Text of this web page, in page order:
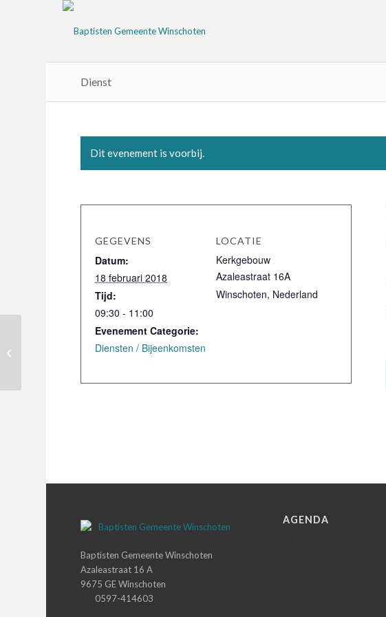
Dienst
Dit evenement is voorbij.
GEGEVENS
Datum:
18 februari 2018
Tijd:
09:30 - 11:00
Evenement Categorie:
Diensten / Bijeenkomsten
LOCATIE
Kerkgebouw
Azaleastraat 16A
Winschoten, Nederland
Baptisten Gemeente Winschoten
Azaleastraat 16 A
9675 GE Winschoten
0597-414603
AGENDA
Bestuurlijke & pastorale